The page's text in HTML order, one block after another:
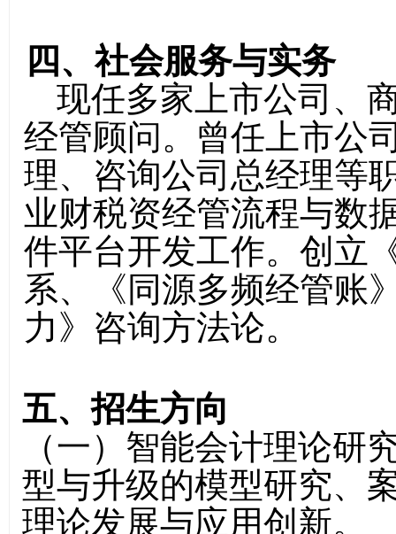
四、社会服务与实务
现任多家上市公司、
经管顾问。 曾任上市公
理、咨询公司总经理等
业财税资经管流程与数
件平台开发工作。创立
系、《同源多频经管账
力》咨询方法论。
五、招生方向
（一） 智能会计理论研
型与升级的模型研究、
理论发展与应用创新。